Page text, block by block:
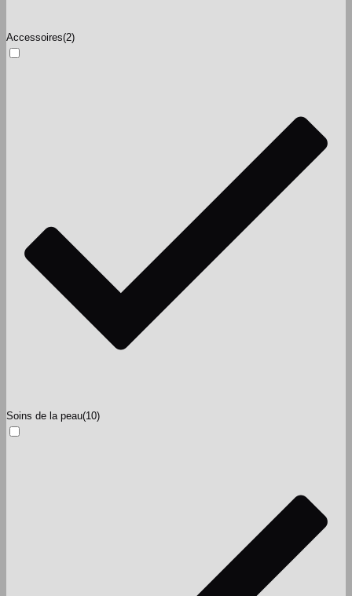
Accessoires(2)
Soins de la peau(10)